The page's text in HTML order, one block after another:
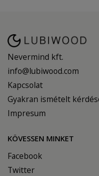
Nevermind kft.
info@lubiwood.com
Kapcsolat
Gyakran ismételt
Impresum
KÖVESSEN MINKET
Facebook
Twitter